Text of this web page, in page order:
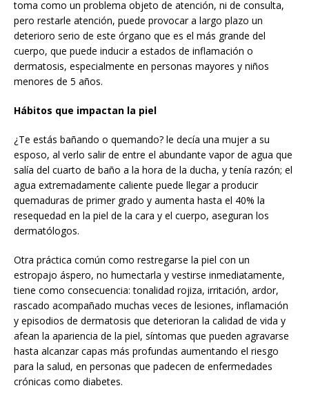
toma como un problema objeto de atención, ni de consulta,
pero restarle atención, puede provocar a largo plazo un
deterioro serio de este órgano que es el más grande del
cuerpo, que puede inducir a estados de inflamación o
dermatosis, especialmente en personas mayores y niños
menores de 5 años.
Hábitos que impactan la piel
¿Te estás bañando o quemando? le decía una mujer a su
esposo, al verlo salir de entre el abundante vapor de agua que
salía del cuarto de baño a la hora de la ducha, y tenía razón; el
agua extremadamente caliente puede llegar a producir
quemaduras de primer grado y aumenta hasta el 40% la
resequedad en la piel de la cara y el cuerpo, aseguran los
dermatólogos.
Otra práctica común como restregarse la piel con un
estropajo áspero, no humectarla y vestirse inmediatamente,
tiene como consecuencia: tonalidad rojiza, irritación, ardor,
rascado acompañado muchas veces de lesiones, inflamación
y episodios de dermatosis que deterioran la calidad de vida y
afean la apariencia de la piel, síntomas que pueden agravarse
hasta alcanzar capas más profundas aumentando el riesgo
para la salud, en personas que padecen de enfermedades
crónicas como diabetes.